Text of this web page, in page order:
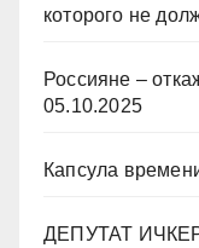
которого не
Россияне –
05.10.2025
Капсула
ДЕПУТАТ